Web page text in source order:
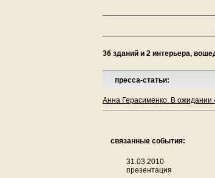
36 зданий и 2 интерьера,
пресса-статьи:
Анна Герасименко. В ожидании
связанные события:
31.03.2010
презентация